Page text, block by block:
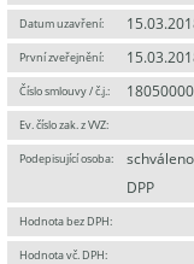
Datum uzavření:
První zveřejnění:
Číslo smlouvy / č.j.:
Ev. číslo zak. z VVZ:
Podepisující osoba:
DPP
Hodnota bez DPH:
Hodnota vč. DPH: